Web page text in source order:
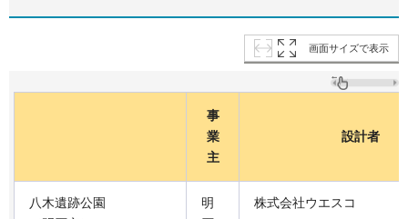
画面サイズで表示
事
業
主
設計者
八木遺跡公園
明
株式会社ウエスコ